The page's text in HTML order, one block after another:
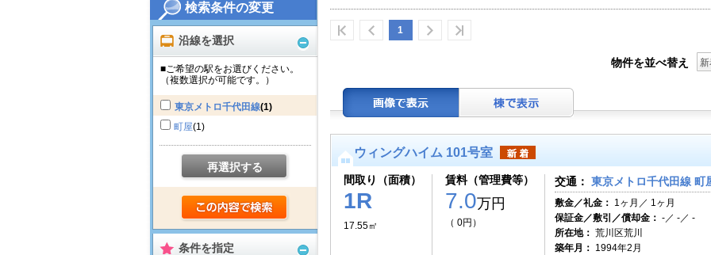
検索条件の変更
沿線を選択
■ご希望の駅をお選びください。
（複数選択が可能です。）
東京メトロ千代田線(1)
町屋(1)
再選択する
条件を指定
横浜市高齢者向け地域優良賃貸住宅
1
物件を並べ替え
ウィングハイム 101号室
間取り（面積）
1R
17.55㎡
賃料（管理費等）
7.0万円
（ 0円）
交通： 東京メトロ千代田線 町
敷金／礼金： 1ヶ月／ 1ヶ月
保証金／敷引／償却金： -／ -／ -
所在地： 荒川区荒川
築年月： 1994年2月